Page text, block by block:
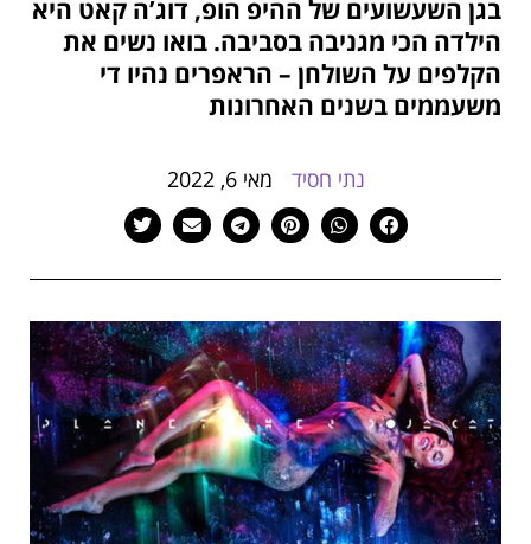
format_underlined הוסף קו תחתון לקישורים
סמן קישורים
לאפס
האפשרויות
cached
בגן השעשועים של ההיפ הופ, דוג’ה קאט היא
הילדה הכי מגניבה בסביבה. בואו נשים את
הקלפים על השולחן – הראפרים נהיו די
משעממים בשנים האחרונות
נתי חסיד מאי 6, 2022